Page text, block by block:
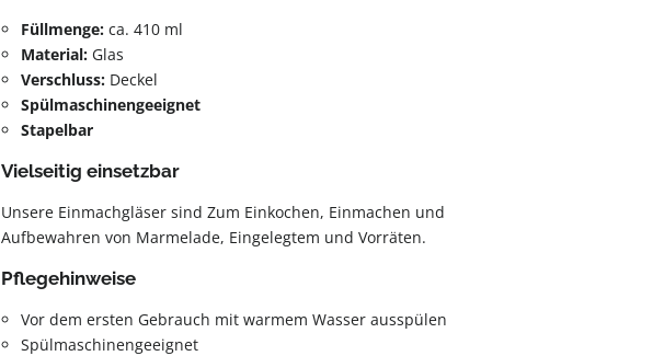
Füllmenge: ca. 410 ml
Material: Glas
Verschluss: Deckel
Spülmaschinengeeignet
Stapelbar
Vielseitig einsetzbar
Unsere Einmachgläser sind Zum Einkochen, Einmachen und
Aufbewahren von Marmelade, Eingelegtem und Vorräten.
Pflegehinweise
Vor dem ersten Gebrauch mit warmem Wasser ausspülen
Spülmaschinengeeignet